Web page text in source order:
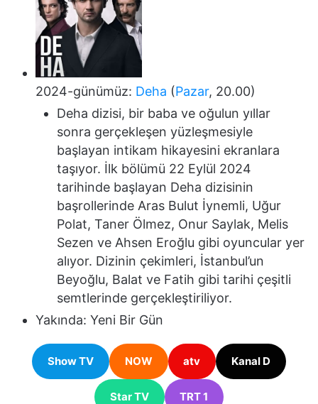
2024-günümüz: Deha (Pazar, 20.00)
Deha dizisi, bir baba ve oğulun yıllar
sonra gerçekleşen yüzleşmesiyle
başlayan intikam hikayesini ekranlara
taşıyor. İlk bölümü 22 Eylül 2024
tarihinde başlayan Deha dizisinin
başrollerinde Aras Bulut İynemli, Uğur
Polat, Taner Ölmez, Onur Saylak, Melis
Sezen ve Ahsen Eroğlu gibi oyuncular yer
alıyor. Dizinin çekimleri, İstanbul’un
Beyoğlu, Balat ve Fatih gibi tarihi çeşitli
semtlerinde gerçekleştiriliyor.
Yakında: Yeni Bir Gün
Show TV NOW atv Kanal D
Star TV TRT 1